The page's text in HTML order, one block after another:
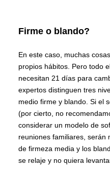
Firme o blando?
En este caso, muchas
propios hábitos. Pero todo
necesitan 21 días para
expertos distinguen tres
medio firme y blando. Si el
(por cierto, no
considerar un modelo de
reuniones familiares, serán
de firmeza media y los
se relaje y no quiera